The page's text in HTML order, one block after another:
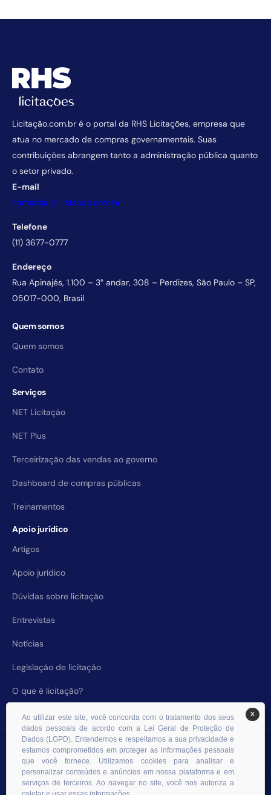
Licitação.com.br é o portal da RHS Licitações, empresa que
atua no mercado de compras governamentais. Suas
contribuições abrangem tanto a administração pública quanto
o setor privado.
E-mail
comercial@licitacao.com.br
Telefone
(11) 3677-0777
Endereço
Rua Apinajés, 1.100 – 3° andar, 308 – Perdizes, São Paulo – SP,
05017-000, Brasil
Quem somos
Quem somos
Contato
Serviços
NET Licitação
NET Plus
Terceirização das vendas ao governo
Dashboard de compras públicas
Treinamentos
Apoio jurídico
Artigos
Apoio jurídico
Dúvidas sobre licitação
Entrevistas
Notícias
Legislação de licitação
O que é licitação?
© 2026 RHS Licitações. Todos os direitos reservados.
X
Ao utilizar este site, você concorda com o tratamento dos seus
dados pessoais de acordo com a Lei Geral de Proteção de
Dados (LGPD). Entendemos e respeitamos a sua privacidade e
estamos comprometidos em proteger as informações pessoais
que você fornece. Utilizamos cookies para analisar e
personalizar conteúdos e anúncios em nossa plataforma e em
serviços de terceiros. Ao navegar no site, você nos autoriza a